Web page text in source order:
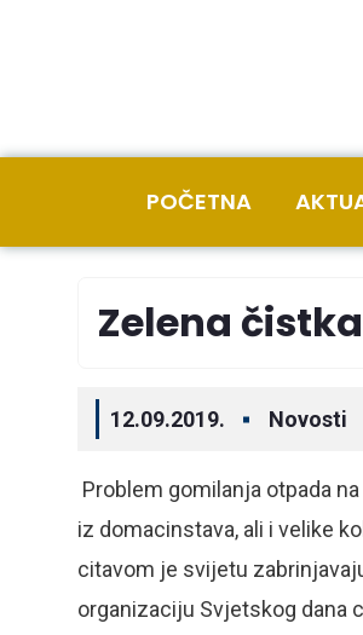
POČETNA
Zelena
12.09.2019. Novosti
Problem gomilanja otpada
iz domacinstava, ali i velike
citavom je svijetu
organizaciju Svjetskog dana